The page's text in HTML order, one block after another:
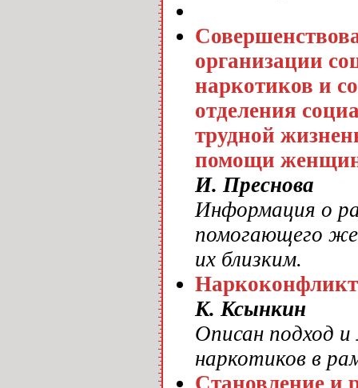
организации
наркотиков и
отделения
трудной
помощи
И. Преснова
Информация о
помогающего
их близким.
Наркоконфликт
К. Ксынкин
Описан подход
наркотиков в